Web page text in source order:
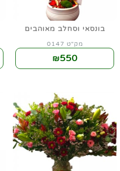
בונסאי וסחלב מאוהבים
מק"ט 0147
₪550